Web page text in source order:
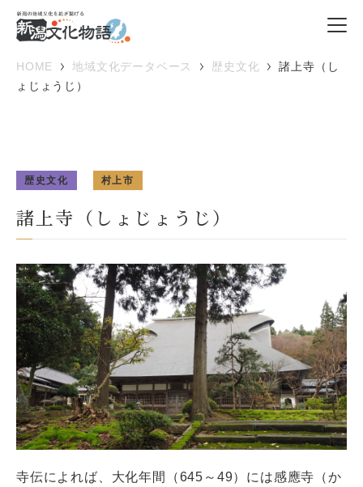
HOME 地域文化データベース 歴史文化
諸上寺（し
ょじょうじ）
歴史文化 村上市
諸上寺（しょじょうじ）
寺伝によれば、大化年間（645～49）には感應寺（か